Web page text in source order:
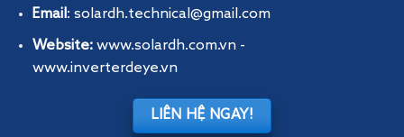
Email : solardh.technical@gmail.com
Website: www.solardh.com.vn-
www.inverterdeye.vn
LIÊN HỆ NGAY!